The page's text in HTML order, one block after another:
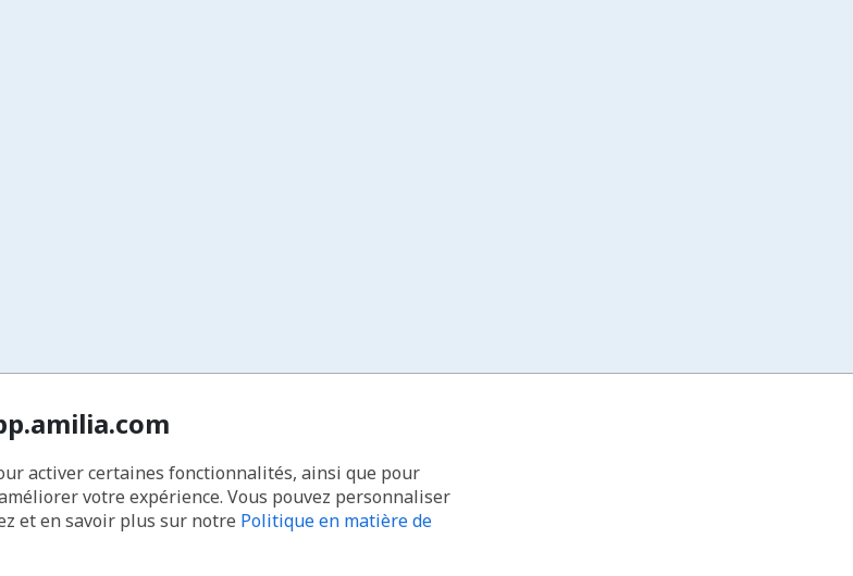
activer certaines fonctionnalités, ainsi que pour
votre expérience. Vous pouvez personnaliser
et en savoir plus sur notre Politique en matière de